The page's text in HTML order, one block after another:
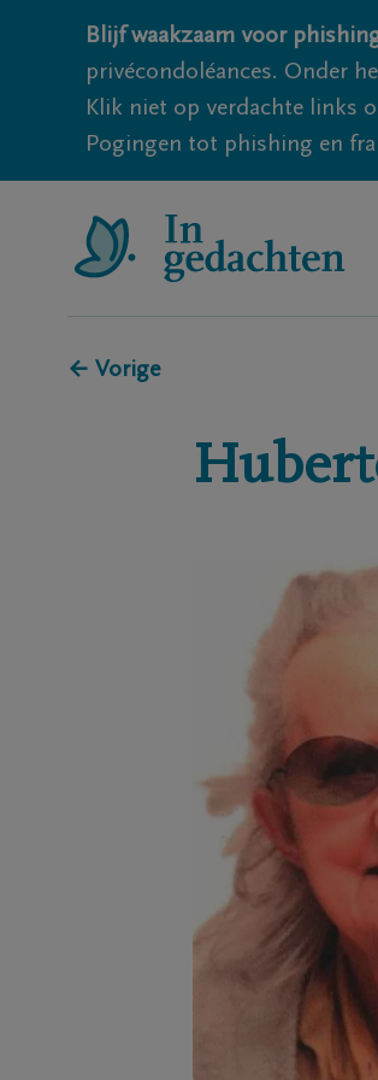
Blijf waakzaam voor
privécondoléances. Onder
Klik niet op verdachte links
Pogingen tot phishing en
← Vorige